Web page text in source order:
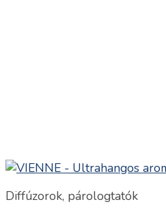
Diffúzorok, párologtatók